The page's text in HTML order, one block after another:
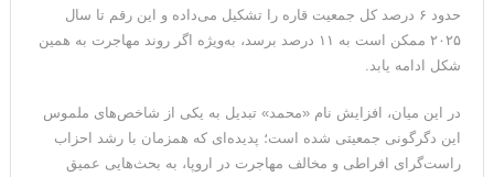
حدود ۶ درصد کل جمعیت قاره را تشکیل می‌داده و این رقم تا سال
۲۰۲۵ ممکن است به ۱۱ درصد برسد، به‌ویژه اگر روند مهاجرت به همین
شکل ادامه یابد.
در این میان، افزایش نام «محمد» تبدیل به یکی از شاخص‌های ملموس
این دگرگونی جمعیتی شده است؛ پدیده‌ای که همزمان با رشد احزاب
راست‌گرای افراطی و مخالف مهاجرت در اروپا، به بحث‌هایی عمیق